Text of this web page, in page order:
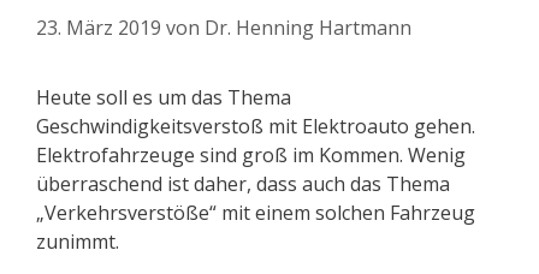
23. März 2019 von Dr. Henning Hartmann
Heute soll es um das Thema
Geschwindigkeitsverstoß mit Elektroauto gehen.
Elektrofahrzeuge sind groß im Kommen. Wenig
überraschend ist daher, dass auch das Thema
„Verkehrsverstöße“ mit einem solchen Fahrzeug
zunimmt.